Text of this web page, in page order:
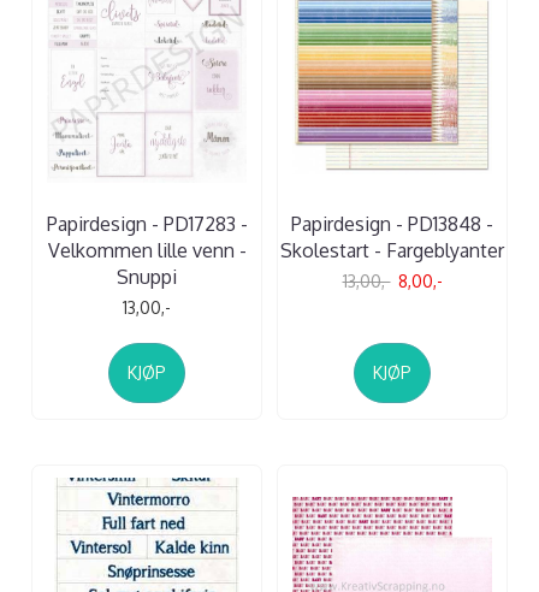
Papirdesign - PD17283 -
Velkommen lille venn -
Snuppi
13,00,-
KJØP
Papirdesign - PD13848 -
Skolestart - Fargeblyanter
13,00,- 8,00,-
KJØP